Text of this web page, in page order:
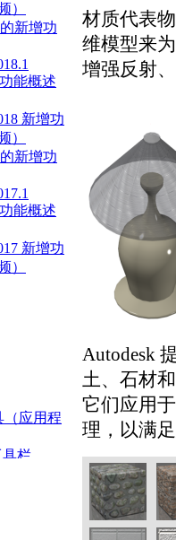
）
新增功
能概述
新增功
）
新增功
能概述
新增功
）
（应用程
具栏
材质代表
维模型来
增强反射
Autodesk
土、石材
它们应用
理，以满